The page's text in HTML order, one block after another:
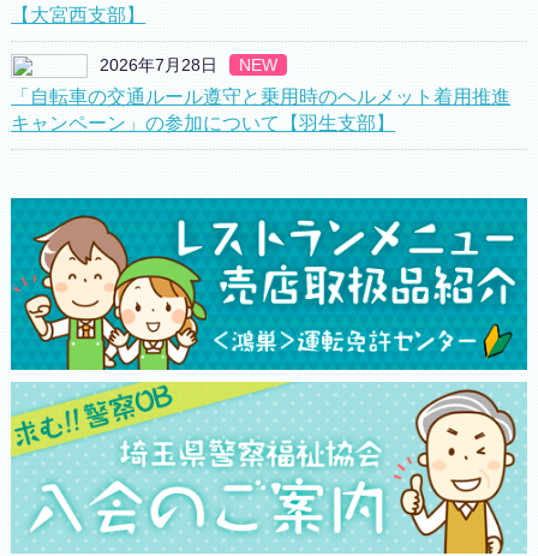
【大宮西支部】
2026年7月28日 NEW
「自転車の交通ルール遵守と乗用時のヘルメット着用推進
キャンペーン」の参加について【羽生支部】